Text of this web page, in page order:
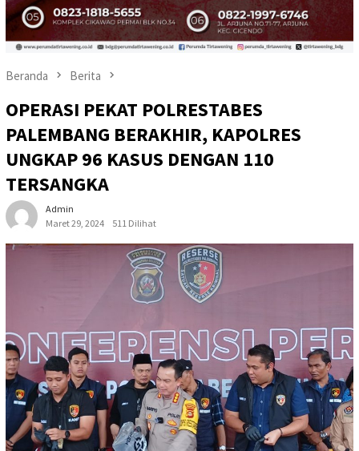
Beranda Berita
OPERASI PEKAT POLRESTABES
PALEMBANG BERAKHIR, KAPOLRES
UNGKAP 96 KASUS DENGAN 110
TERSANGKA
Admin
Maret 29, 2024
511 Dilihat